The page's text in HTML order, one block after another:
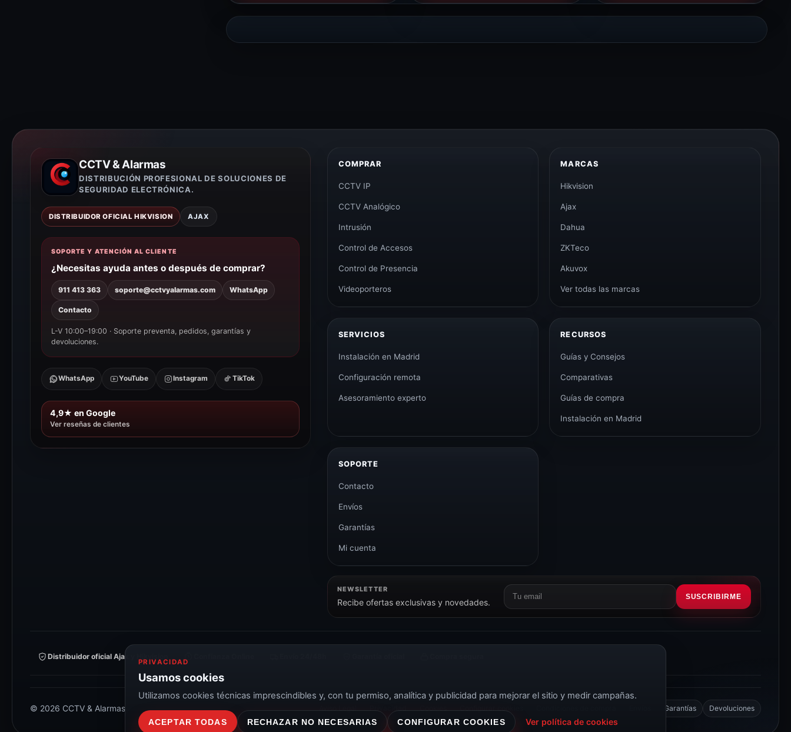
CCTV & Alarmas
DISTRIBUCIÓN PROFESIONAL DE SOLUCIONES DE
SEGURIDAD ELECTRÓNICA.
DISTRIBUIDOR OFICIAL HIKVISION AJAX
SOPORTE Y ATENCIÓN AL CLIENTE
¿Necesitas ayuda antes o después de comprar?
911 413 363 soporte@cctvyalarmas.com WhatsApp
Contacto
L-V 10:00–19:00 · Soporte preventa, pedidos, garantías y
devoluciones.
WhatsApp YouTube Instagram TikTok
4,9★ en Google
Ver reseñas de clientes
COMPRAR
CCTV IP
CCTV Analógico
Intrusión
Control de Accesos
Control de Presencia
Videoporteros
MARCAS
Hikvision
Ajax
Dahua
ZKTeco
Akuvox
Ver todas las marcas
SERVICIOS
Instalación en Madrid
Configuración remota
Asesoramiento experto
RECURSOS
Guías y Consejos
Comparativas
Guías de compra
Instalación en Madrid
SOPORTE
Contacto
Envíos
Garantías
Mi cuenta
NEWSLETTER
Recibe ofertas exclusivas y novedades.
Correo
electrónico
SUSCRIBIRME
Distribuidor oficial Ajax y Hikvision
© 2026 CCTV & Alarmas Aviso Legal Privacidad Cookies Configurar cookies Garantías Devoluciones
PRIVACIDAD
Usamos cookies
Utilizamos cookies técnicas imprescindibles y, con tu permiso, analítica y publicidad para mejorar el sitio y medir campañas.
ACEPTAR TODAS RECHAZAR NO NECESARIAS CONFIGURAR COOKIES Ver política de cookies